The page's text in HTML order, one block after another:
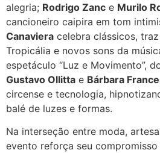
alegria; Rodrigo Zanc e Murilo
cancioneiro caipira em tom
Canaviera celebra clássicos,
Tropicália e novos sons da
espetáculo “Luz e Movimento”,
Gustavo Ollitta e Bárbara
circense e tecnologia,
balé de luzes e formas.
Na interseção entre moda,
evento reforça seu